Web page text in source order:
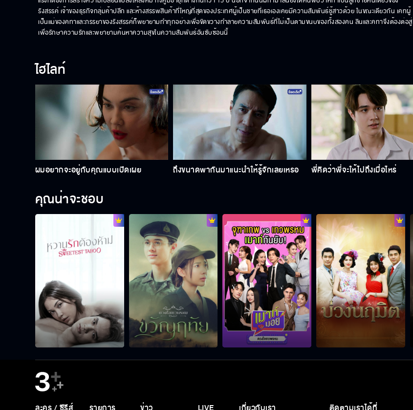
รังสรรค์ เจ้าของธุรกิจกลุ่มค้าปลีก และห้างสรรพสินค้าที่ใหญ่ที่สุดของประเทศผู้เป็นชายที่เธอเองเคยมีความสัมพันธ์ชู้สาวด้วย ในขณะเดียวกัน เคทผู้
เป็นแม่ของคทาและภรรยาของรังสรรค์ก็พยายามทำทุกอย่างเพื่อขัดขวางทำลายความสัมพันธ์ที่ไม่เป็นตามขนบของทั้งสองคน ลินและคทาจึงต้องต่อสู่
เพื่อรักษาความรักและพยายามค้นหาความสุขในความสัมพันธ์อันซับซ้อนนี้
ไฮไลท์
ผมอยากจะอยู่กับคุณแบบเปิดเผย ถึงขนาดพากันมาแนะนําให้รู้จักเลยเหรอ พี่คิดว่าพี่จะให้ไปถึงเมื่อไหร่
คุณน่าจะชอบ